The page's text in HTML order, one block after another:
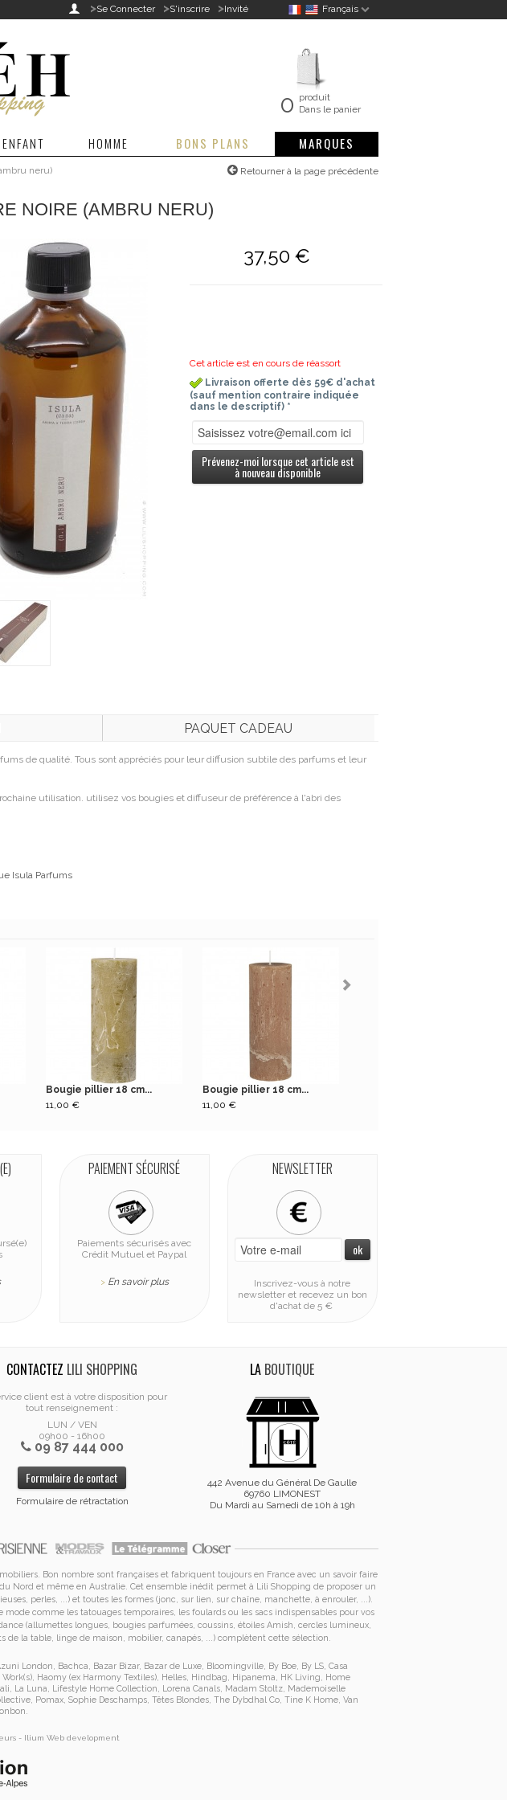
Français
 >Se Connecter >S'inscrire >Invité
0 produit
Dans le panier
ENFANT HOMME BONS PLANS MARQUES
neru) Retourner à la page précédente
NOIRE (AMBRU NERU)
37,50 €
Cet article est en cours de réassort
Livraison offerte dès 59€ d'achat
(sauf mention contraire indiquée
dans le descriptif) *
Prévenez-moi lorsque cet article est
à nouveau disponible
PAQUET CADEAU
de qualité. Tous sont appréciés pour leur diffusion subtile des parfums et leur
utilisation. utilisez vos bougies et diffuseur de préférence à l'abri des
Isula Parfums
Bougie pillier 18 cm...
11,00 €
Bougie pillier 18 cm...
11,00 €
PAIEMENT SÉCURISÉ
Paiements sécurisés avec
Crédit Mutuel et Paypal
> En savoir plus
NEWSLETTER
Inscrivez-vous à notre
newsletter et recevez un bon
d'achat de 5 €
CONTACTEZ LILI SHOPPING
client est à votre disposition pour
tout renseignement :
LUN / VEN
09h00 - 16h00
09 87 444 000
Formulaire de contact
Formulaire de rétractation
LA BOUTIQUE
442 Avenue du Général De Gaulle
69760 LIMONEST
Du Mardi au Samedi de 10h à 19h
Bon nombre sont françaises et fabriquent toujours en France avec un savoir faire
Nord et même en Australie. Cet ensemble inédit permet à Lili Shopping de proposer un
perles, ...) et toutes les formes (jonc, sur lien, sur chaîne, manchette, à enrouler, ...).
modecomme les tatouages temporaires, les foulards ou les sacs indispensables pour vos
(allumettes longues, bougies parfumées, coussins, étoiles Amish , cercles lumineux,
de la table, linge de maison, mobilier, canapés, ...) complètent cette sélection.
London Bachca Bazar Bizar, Bazar de Luxe, Bloomingville, By Boe, By LS, Casa
Work(s), Haomy (ex Harmony Textiles), Helles, Hindbag Hipanema HK Living
Home
La Luna Lifestyle Home Collection Lorena Canals Madam Stoltz Mademoiselle
, Pomax, Sophie Deschamps, Têtes Blondes, The Dybdhal Co, Tine K Home, Van
- Ilium Web development